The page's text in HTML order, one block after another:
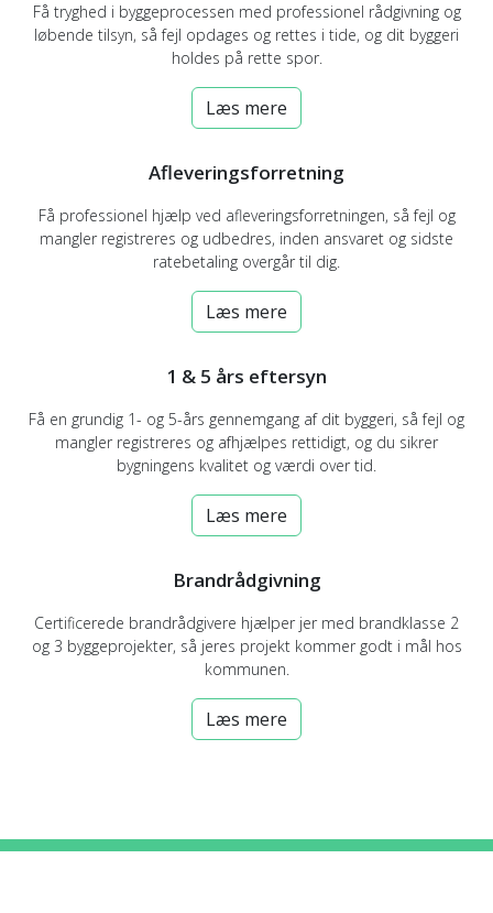
Få tryghed i byggeprocessen med professionel rådgivning og
løbende tilsyn, så fejl opdages og rettes i tide, og dit byggeri
holdes på rette spor.
Læs mere
Afleveringsforretning
Få professionel hjælp ved afleveringsforretningen, så fejl og
mangler registreres og udbedres, inden ansvaret og sidste
ratebetaling overgår til dig.
Læs mere
1 & 5 års eftersyn
Få en grundig 1- og 5-års gennemgang af dit byggeri, så fejl og
mangler registreres og afhjælpes rettidigt, og du sikrer
bygningens kvalitet og værdi over tid.
Læs mere
Brandrådgivning
Certificerede brandrådgivere hjælper jer med brandklasse 2
og 3 byggeprojekter, så jeres projekt kommer godt i mål hos
kommunen.
Læs mere